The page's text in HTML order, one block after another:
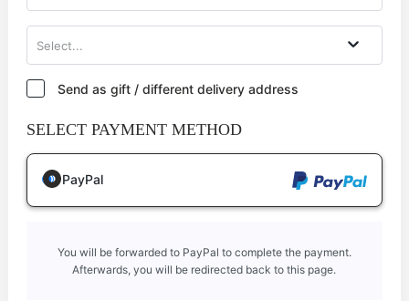
Select...
Send as gift / different delivery address
SELECT PAYMENT METHOD
PayPal
You will be forwarded to PayPal to complete the payment.
Afterwards, you will be redirected back to this page.